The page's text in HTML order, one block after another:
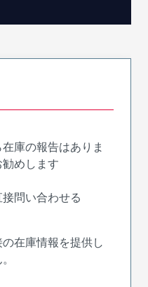
庫の報告はありま
めします
問い合わせる
在庫情報を提供し